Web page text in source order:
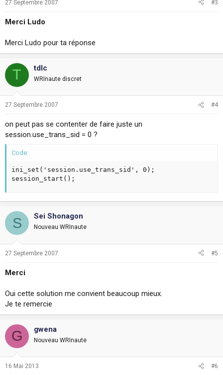
27 Septembre 2007 #3
Merci Ludo
Merci Ludo pour ta réponse
T tdlc
WRInaute discret
27 Septembre 2007 #4
on peut pas se contenter de faire juste un
session.use_trans_sid = 0 ?
Code:
ini_set('session.use_trans_sid', 0);
session_start();
S Sei Shonagon
Nouveau WRInaute
27 Septembre 2007 #5
Merci
Oui cette solution me convient beaucoup mieux.
Je te remercie
G gwena
Nouveau WRInaute
16 Mai 2013 #6